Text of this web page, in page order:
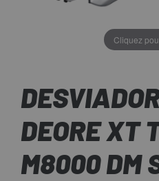
Cliquez
DEORE XT
M8000 DM